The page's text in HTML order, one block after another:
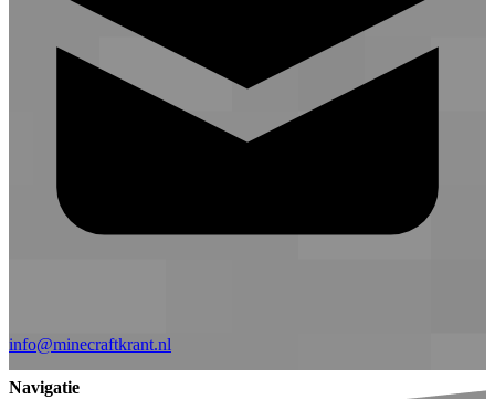
info@minecraftkrant.nl
Navigatie